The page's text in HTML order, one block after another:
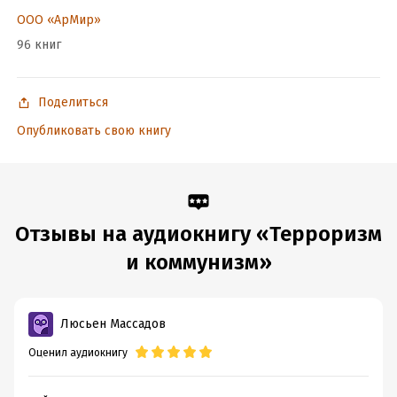
Дата поступления:
ООО «АрМир»
96 книг
Поделиться
Опубликовать свою книгу
Отзывы на аудиокнигу «Терроризм
и коммунизм»
Люсьен Массадов
Оценил аудиокнигу